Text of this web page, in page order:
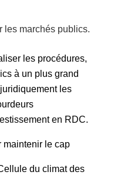
les marchés publics.
les procédures,
à un plus grand
les
en RDC.
maintenir le cap
du climat des